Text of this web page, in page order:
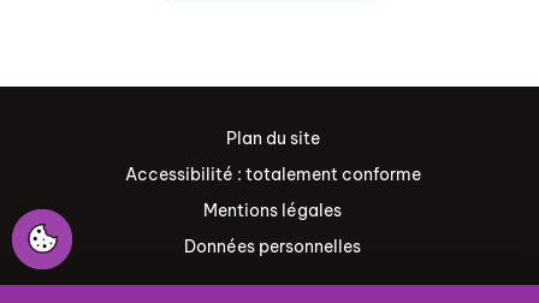
Plan du site
Accessibilité : totalement conforme
Mentions légales
Données personnelles